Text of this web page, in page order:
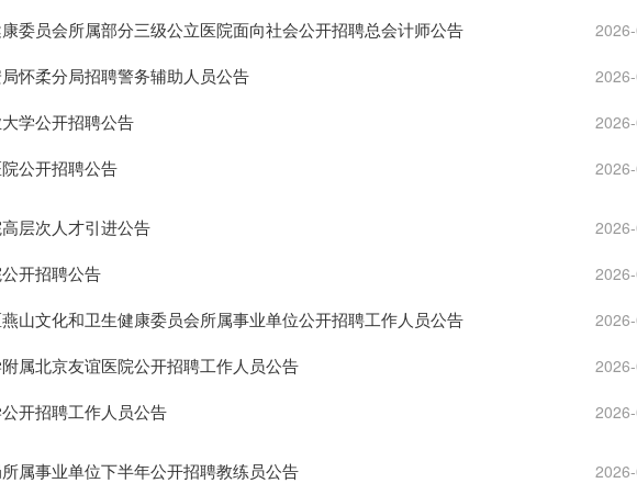
委员会所属部分三级公立医院面向社会公开招聘总会计师公告
怀柔分局招聘警务辅助人员公告
学公开招聘公告
公开招聘公告
层次人才引进公告
开招聘公告
山文化和卫生健康委员会所属事业单位公开招聘工作人员公告
属北京友谊医院公开招聘工作人员公告
开招聘工作人员公告
属事业单位下半年公开招聘教练员公告